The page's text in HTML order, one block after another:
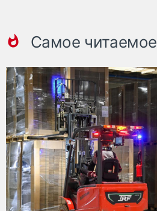
Самое читаемое